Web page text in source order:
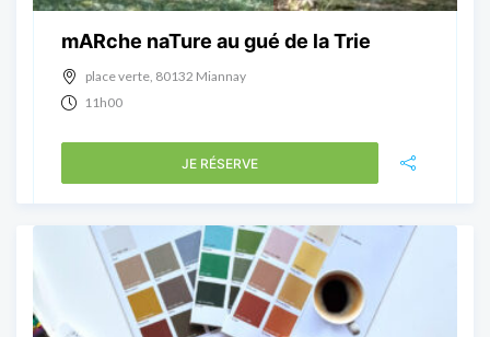
mARche naTure au gué de la Trie
place verte, 80132 Miannay
11h00
JE RÉSERVE